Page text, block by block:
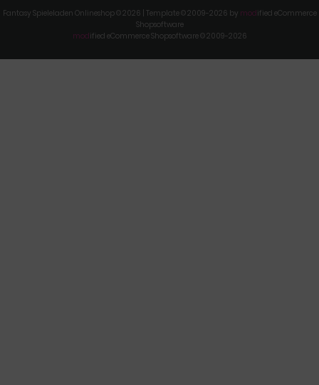
Fantasy Spieleladen Onlineshop © 2026 | Template © 2009-2026 by modified eCommerce
Shopsoftware
modified eCommerce Shopsoftware © 2009-2026